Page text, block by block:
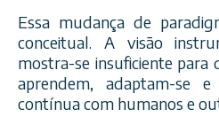
Essa mudança de
conceitual. A visão
mostra-se insuficiente para
aprendem, adaptam-se
contínua com humanos e